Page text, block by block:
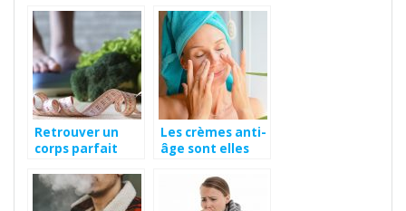
Retrouver un
corps parfait
Brulafine
Les crèmes anti-
âge sont elles
efficaces ?